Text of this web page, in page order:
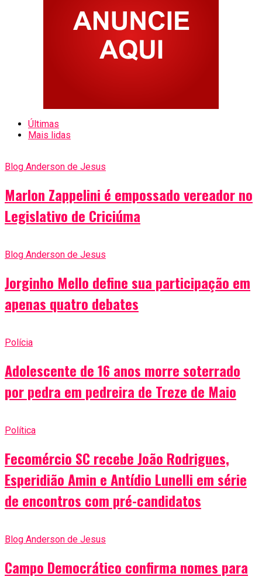
Últimas
Mais lidas
Blog Anderson de Jesus
Marlon Zappelini é empossado vereador no
Legislativo de Criciúma
Blog Anderson de Jesus
Jorginho Mello define sua participação em
apenas quatro debates
Polícia
Adolescente de 16 anos morre soterrado
por pedra em pedreira de Treze de Maio
Política
Fecomércio SC recebe João Rodrigues,
Esperidião Amin e Antídio Lunelli em série
de encontros com pré-candidatos
Blog Anderson de Jesus
Campo Democrático confirma nomes para